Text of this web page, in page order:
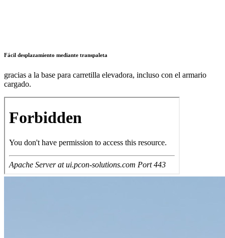
Fácil desplazamiento mediante transpaleta
gracias a la base para carretilla elevadora, incluso con el armario
cargado.